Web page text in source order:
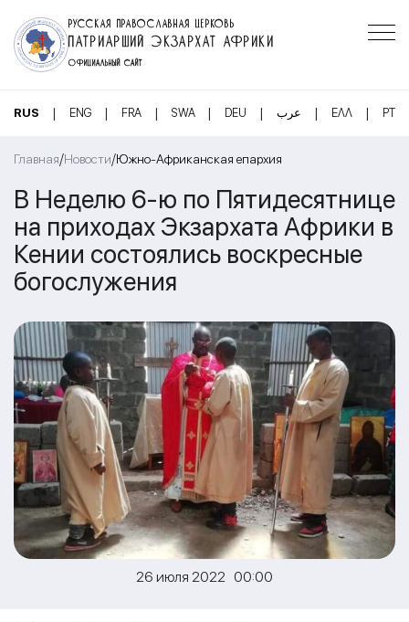
РУССКАЯ ПРАВОСЛАВНАЯ ЦЕРКОВЬ
ПАТРИАРШИЙ ЭКЗАРХАТ АФРИКИ
ОФИЦИАЛЬНЫЙ САЙТ
RUS | ENG | FRA | SWA | DEU | عرب | ΕΛΛ | PT
Главная/Новости/Южно-Африканская епархия
В Неделю 6-ю по Пятидесятнице
на приходах Экзархата Африки в
Кении состоялись воскресные
богослужения
26 июля 2022 00:00